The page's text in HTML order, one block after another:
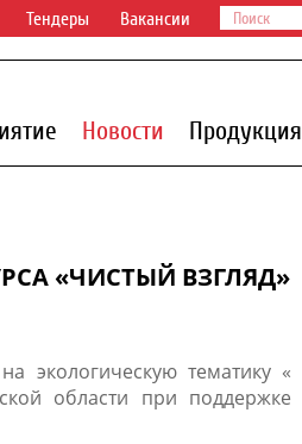
Тендеры Вакансии
Новости Продукция
«ЧИСТЫЙ ВЗГЛЯД»
экологическую тематику «​
области при поддержке